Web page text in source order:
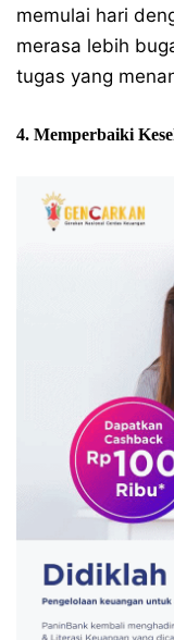
memulai hari
merasa lebih
tugas yang
4. Memperbaiki